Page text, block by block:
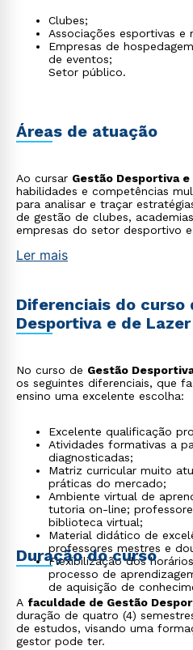
Clubes;
Associações esportivas e
Empresas de
de eventos;
Setor público.
Áreas de atuação
Ao cursar Gestão Desportiva e
habilidades e competências multidisciplinares, sendo apto
para analisar e traçar
de gestão de clubes,
empresas do setor desportivo
Ler mais
Diferenciais do curso
Desportiva e de Lazer
No curso de Gestão
os seguintes diferenciais, que
ensino uma excelente escolha:
Excelente qualificação
Atividades formativas a
diagnosticadas;
Matriz curricular muito
práticas do mercado;
Ambiente virtual de
tutoria on-line;
biblioteca virtual;
Material didático de
professores mestres e
Flexibilização dos
processo de
de aquisição de
Duração do curso
A faculdade de Gestão
duração de quatro (4)
de estudos, visando uma
gestor pode ter.